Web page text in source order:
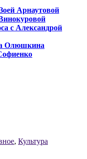
Арнаутовой
с Александрой
Олюшкина
, Культура